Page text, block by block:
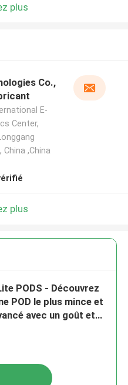
plus
Co.,
E-
Center,
,China
plus
PODS - Découvrez
POD le plus mince et
avec un goût et